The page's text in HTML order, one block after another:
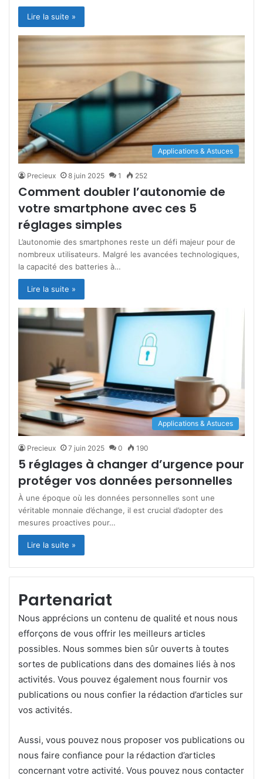
Lire la suite »
Applications & Astuces
Precieux 8 juin 2025 1 252
Comment doubler l’autonomie de
votre smartphone avec ces 5
réglages simples
L’autonomie des smartphones reste un défi majeur pour de
nombreux utilisateurs. Malgré les avancées technologiques,
la capacité des batteries à…
Lire la suite »
Applications & Astuces
Precieux 7 juin 2025 0 190
5 réglages à changer d’urgence pour
protéger vos données personnelles
À une époque où les données personnelles sont une
véritable monnaie d’échange, il est crucial d’adopter des
mesures proactives pour…
Lire la suite »
Partenariat
Nous apprécions un contenu de qualité et nous nous
efforçons de vous offrir les meilleurs articles
possibles. Nous sommes bien sûr ouverts à toutes
sortes de publications dans des domaines liés à nos
activités. Vous pouvez également nous fournir vos
publications ou nous confier la rédaction d’articles sur
vos activités.
Aussi, vous pouvez nous proposer vos publications ou
nous faire confiance pour la rédaction d’articles
concernant votre activité. Vous pouvez nous contacter